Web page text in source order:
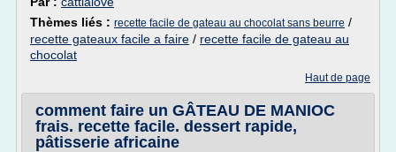
Thèmes liés : recette facile de gateau au chocolat sans beurre /
recette gateaux facile a faire / recette facile de gateau au
chocolat
Haut de page
comment faire un GÂTEAU DE MANIOC
frais. recette facile. dessert rapide,
pâtisserie africaine